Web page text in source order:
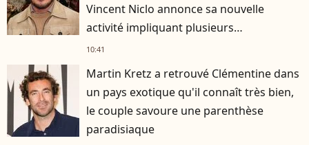
Vincent Niclo annonce sa nouvelle
activité impliquant plusieurs
personnalités
10:41
Martin Kretz a retrouvé Clémentine dans
un pays exotique qu'il connaît très bien,
le couple savoure une parenthèse
paradisiaque